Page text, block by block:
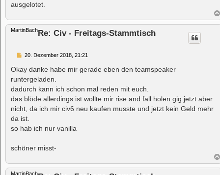
ausgelotet.
MartinBach Re: Civ - Freitags-Stammtisch
B
i
t
r
a
g
20. Dezember 2018, 21:21
Okay danke habe mir gerade eben den teamspeaker
runtergeladen.
dadurch kann ich schon mal reden mit euch.
das blöde allerdings ist wollte mir rise and fall holen gig jetzt aber
nicht, da ich mir civ6 neu kaufen musste und jetzt kein Geld mehr
da ist.
so hab ich nur vanilla
schöner misst-
MartinBach